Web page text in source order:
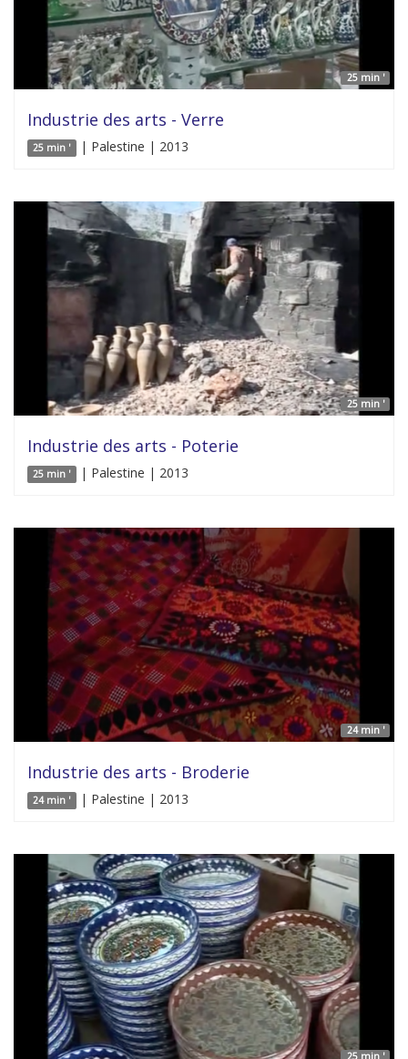
25 min '
Industrie des arts - Verre
25 min ' | Palestine | 2013
25 min '
Industrie des arts - Poterie
25 min ' | Palestine | 2013
24 min '
Industrie des arts - Broderie
24 min ' | Palestine | 2013
25 min '